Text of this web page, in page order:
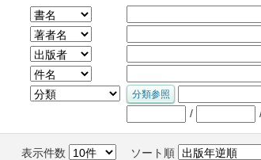
/
表示件数 ソート順